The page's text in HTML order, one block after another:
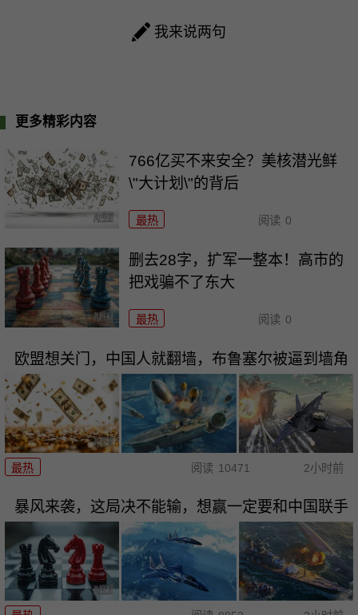
我来说两句
更多精彩内容
766亿买不来安全？美核潜光鲜
\"大计划\"的背后
最热 阅读 0
删去28字，扩军一整本！高市的
把戏骗不了东大
最热 阅读 0
欧盟想关门，中国人就翻墙，布鲁塞尔被逼到墙角
最热 阅读 10471 2小时前
暴风来袭，这局决不能输，想赢一定要和中国联手